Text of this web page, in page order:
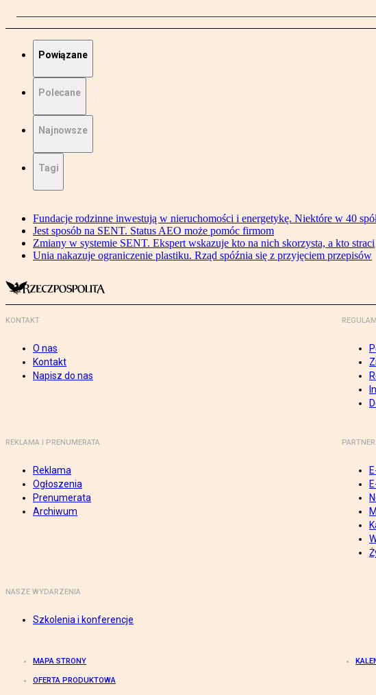
Powiązane
Polecane
Najnowsze
Tagi
Fundacje rodzinne inwestują w nieruchomości i energetykę. Niektóre w 40
Jest sposób na SENT. Status AEO może pomóc firmom
Zmiany w systemie SENT. Ekspert wskazuje kto na nich skorzysta, a kto straci
Unia nakazuje ograniczenie plastiku. Rząd spóźnia się z przyjęciem przepisów
KONTAKT
O nas
Kontakt
Napisz do nas
REKLAMA I PRENUMERATA
Reklama
Ogłoszenia
Prenumerata
Archiwum
NASZE WYDARZENIA
Szkolenia i konferencje
MAPA STRONY
OFERTA PRODUKTOWA